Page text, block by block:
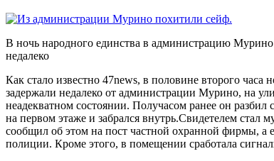
В ночь народного единства в администрацию
недалеко
Как стало известно 47news, в половине второго часа
задержали недалеко от администрации Мурино, на
неадекватном состоянии. Получасом ранее он разбил
на первом этаже и забрался внутрь.Свидетелем стал
сообщил об этом на пост частной охранной фирмы, а
полиции. Кроме этого, в помещении сработала